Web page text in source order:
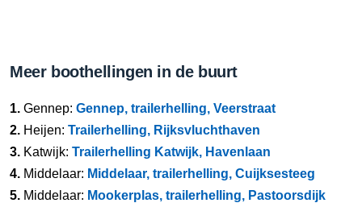
Meer boothellingen in de buurt
1. Gennep: Gennep, trailerhelling, Veerstraat
2. Heijen: Trailerhelling, Rijksvluchthaven
3. Katwijk: Trailerhelling Katwijk, Havenlaan
4. Middelaar: Middelaar, trailerhelling, Cuijksesteeg
5. Middelaar: Mookerplas, trailerhelling, Pastoorsdijk